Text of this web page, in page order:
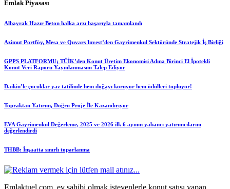
Emlak Piyasası
Albayrak Hazır Beton halka arzı başarıyla tamamlandı
Azimut Portföy, Mesa ve Quvars Invest’den Gayrimenkul Sektöründe Stratejik İş Birliği
GPPS PLATFORMU; TÜİK’den Konut Üretim Ekonomisi Adına Birinci El İpotekli
Konut Veri Raporu Yayınlanmasını Talep Ediyor
Daikin’le çocuklar yaz tatilinde hem doğayı koruyor hem ödülleri topluyor!
Topraktan Yatırım, Doğru Proje İle Kazandırıyor
EVA Gayrimenkul Değerleme, 2025 ve 2026 ilk 6 ayının yabancı yatırımcılarını
değerlendirdi
THBB: İnşaatta sınırlı toparlanma